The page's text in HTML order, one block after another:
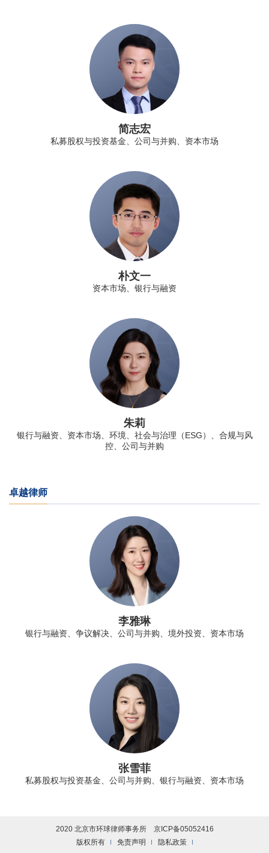
简志宏
私募股权与投资基金、公司与并购、资本市场
朴文一
资本市场、银行与融资
朱莉
银行与融资、资本市场、环境、社会与治理（ESG）、合规与风
控、公司与并购
卓越律师
李雅琳
银行与融资、争议解决、公司与并购、境外投资、资本市场
张雪菲
私募股权与投资基金、公司与并购、银行与融资、资本市场
2020 北京市环球律师事务所 京ICP备05052416
版权所有
免责声明 隐私政策